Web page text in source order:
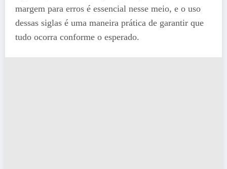
margem para erros é essencial nesse meio, e o uso
dessas siglas é uma maneira prática de garantir que
tudo ocorra conforme o esperado.